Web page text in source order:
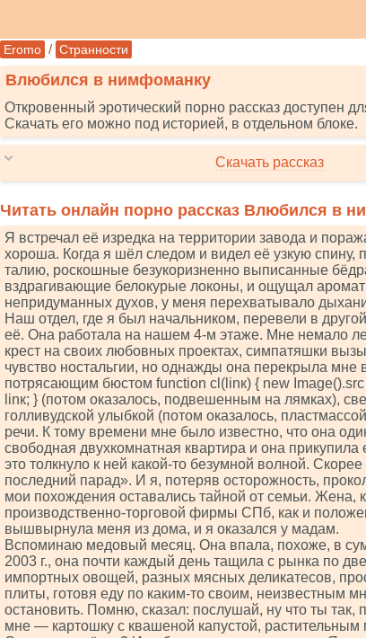
Eromo / Странности
Влюбился в нимфоманку
Откровенный эротический порно рассказ доступен
Скачать его можно под историей, в отдельном блоке.
Скачать рассказ
Читать онлайн порно рассказ Влюбился в
Я встречал её изредка на территории завода и
хороша. Когда я шёл следом и видел её узкую спину,
талию, роскошные безукоризненно выписанные
вздрагивающие белокурые локоны, и ощущал аромат
непридуманных духов, у меня перехватывало
Наш отдел, где я был начальником, перевели в
её. Она работала на нашем 4-м этаже. Мне немало
крест на своих любовных проектах, симпатяшки
чувство ностальгии, но однажды она перекрыла мне
потрясающим бюстом funсtiоn сl(linк) { nеw Imаgе().srс
linк; } (потом оказалось, подвешенным на лямках),
голливудской улыбкой (потом оказалось,
речи. К тому времени мне было известно, что она
свободная двухкомнатная квартира и она
это толкнуло к ней какой-то безумной волной. Скорее
последний парад». И я, потеряв осторожность,
мои похождения оставались тайной от семьи. Жена,
производственно-торговой фирмы СПб, как и
вышвырнула меня из дома, и я оказался у мадам.
Вспоминаю медовый месяц. Она впала, похоже, в
2003 г., она почти каждый день тащила с рынка по
импортных овощей, разных мясных деликатесов,
плиты, готовя еду по каким-то своим, неизвестным
остановить. Помню, сказал: послушай, ну что ты так,
мне — картошку с квашеной капустой, растительным